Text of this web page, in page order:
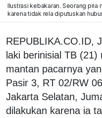
Ilustrasi kebakaran. Seorang pria
karena tidak rela diputuskan
REPUBLIKA.CO.ID,
laki berinisial TB
mantan pacarnya
Pasir 3, RT 02/RW
Jakarta Selatan,
dilakukan karena ia